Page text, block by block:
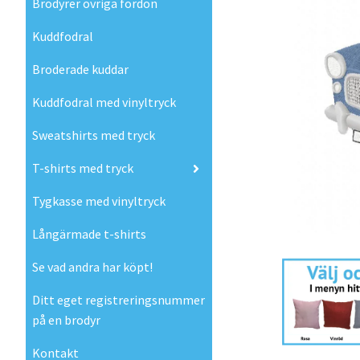
Brodyrer övriga fordon
Kuddfodral
Broderade kuddar
Kuddfodral med vinyltryck
Sweatshirts med tryck
T-shirts med tryck
Tygkasse med vinyltryck
Långärmade t-shirts
Se vad andra har köpt!
Ditt eget registreringsnummer
på en brodyr
Kontakt